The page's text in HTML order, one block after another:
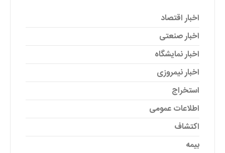
اخبار اقتصاد
اخبار صنعتی
اخبار نمایشگاه
اخبار نیمروزی
استخراج
اطلاعات عمومی
اکتشاف
بیمه